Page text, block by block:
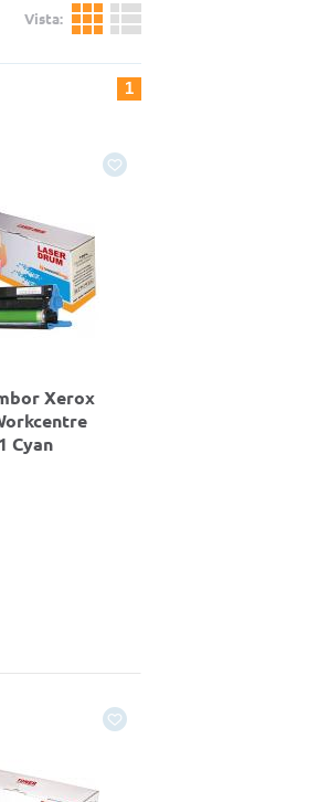
Vista:
1
Xerox
Cyan